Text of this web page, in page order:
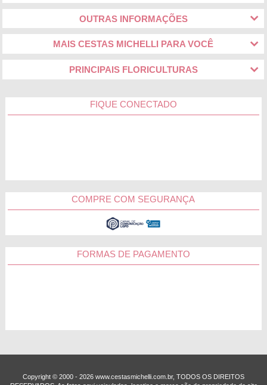
OUTRAS INFORMAÇÕES
MAIS CESTAS MICHELLI PARA VOCÊ
PRINCIPAIS FLORICULTURAS
FIQUE CONECTADO
COMPRE COM SEGURANÇA
FORMAS DE PAGAMENTO
Copyright © 2000 - ­2026 www.cestasmichelli.com.br, TODOS OS DIREITOS